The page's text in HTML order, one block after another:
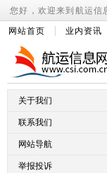
您好，欢迎来到航运信
网站首页 业内资讯
关于我们
联系我们
网站导航
举报投诉